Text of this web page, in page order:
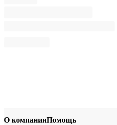
О компанииПомощь